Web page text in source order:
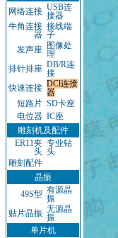
网络连接 USB连
接器
牛角连接
器
接线端
子
发声座 图像处
理
排针排座 DB/R连
接
快速连接 DCl连接
器
短路片 SD卡座
电位器 IC座
雕刻机及配件
ER11夹
头
专业钻
头
雕刻配件
晶振
49S型 有源晶
振
贴片晶振 无源晶
振
单片机